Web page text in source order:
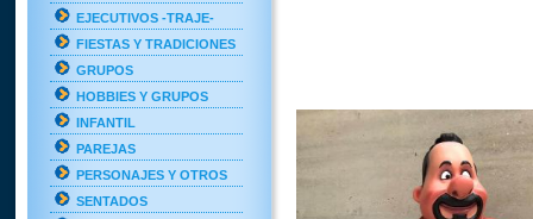
EJECUTIVOS -TRAJE-
FIESTAS Y TRADICIONES
GRUPOS
HOBBIES Y GRUPOS
INFANTIL
PAREJAS
PERSONAJES Y OTROS
SENTADOS